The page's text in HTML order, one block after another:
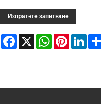
Изпратете запитване
Facebook WhatsAppPinterest